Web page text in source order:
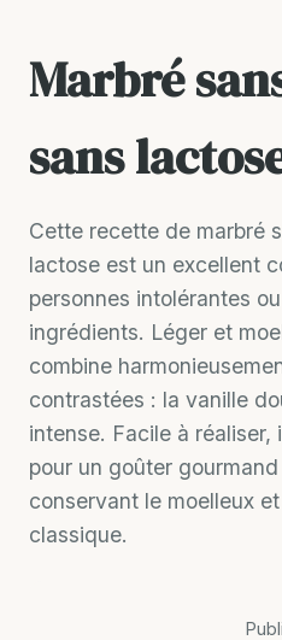
Marbré
sans
Cette recette de marbré
lactose est un excellent
personnes intolérantes
ingrédients. Léger et
combine
contrastées : la vanille
intense. Facile à
pour un goûter
conservant le moelleux
classique.